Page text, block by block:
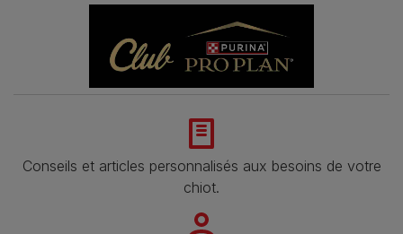
Conseils et articles personnalisés aux besoins de votre
chiot.